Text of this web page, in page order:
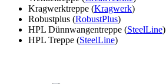
Kragwerktreppe (Kragwerk)
Robustplus (RobustPlus)
HPL Dünnwangentreppe (SteelLine)
HPL Treppe (SteelLine)